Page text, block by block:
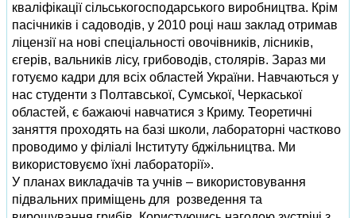
кваліфікації сільськогосподарського виробництва. Крім
пасічників і садоводів, у 2010 році наш заклад отримав
ліцензії на нові спеціальності овочівників, лісників,
єгерів, вальників лісу, грибоводів, столярів. Зараз ми
готуємо кадри для всіх областей України. Навчаються у
нас студенти з Полтавської, Сумської, Черкаської
областей, є бажаючі навчатися з Криму. Теоретичні
заняття проходять на базі школи, лабораторні частково
проводимо у філіалі Інституту бджільництва. Ми
використовуємо їхні лабораторії».
У планах викладачів та учнів – використовування
підвальних приміщень для розведення та